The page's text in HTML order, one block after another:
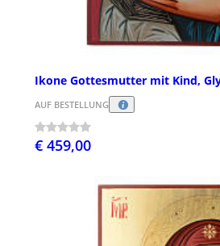
Ikone Gottesmutter mit Kind,
AUF BESTELLUNG
€ 459,00